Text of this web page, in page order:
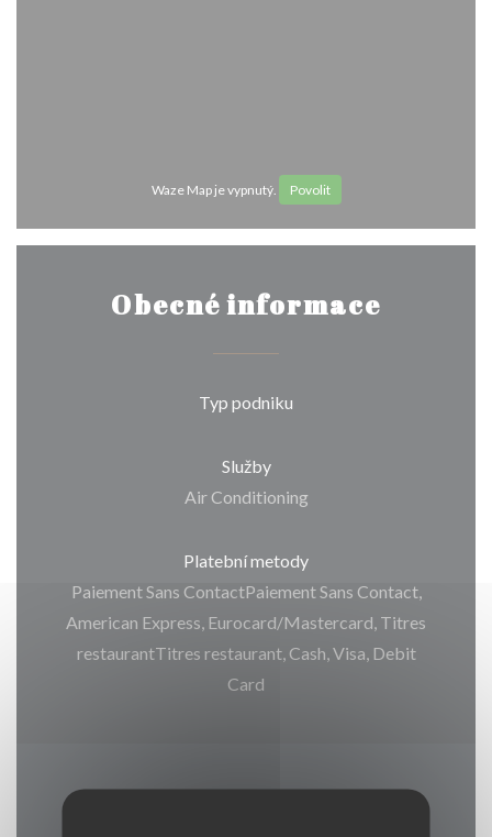
Waze Map je vypnutý. Povolit
Obecné informace
Typ podniku
Služby
Air Conditioning
Platební metody
Paiement Sans ContactPaiement Sans Contact,
American Express, Eurocard/Mastercard, Titres
restaurantTitres restaurant, Cash, Visa, Debit
Card